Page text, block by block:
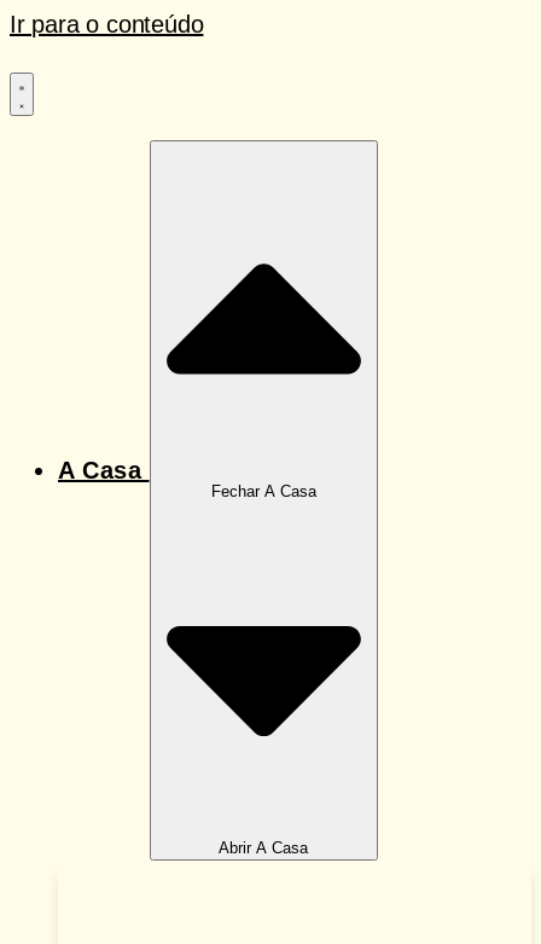
Ir para o conteúdo
A Casa
Fechar A Casa
Abrir A Casa